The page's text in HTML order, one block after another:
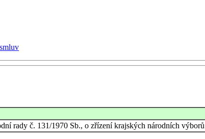
rady č. 131/1970 Sb., o zřízení krajských národních